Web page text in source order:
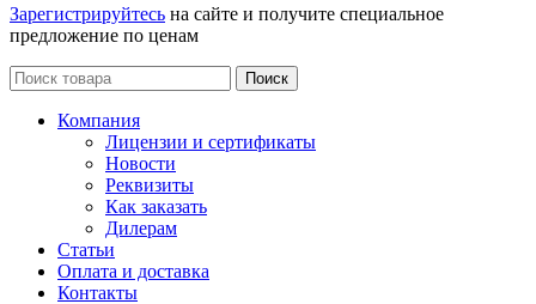
Зарегистрируйтесь на сайте и получите специальное
предложение по ценам
Поиск
Компания
Лицензии и сертификаты
Новости
Реквизиты
Как заказать
Дилерам
Статьи
Оплата и доставка
Контакты